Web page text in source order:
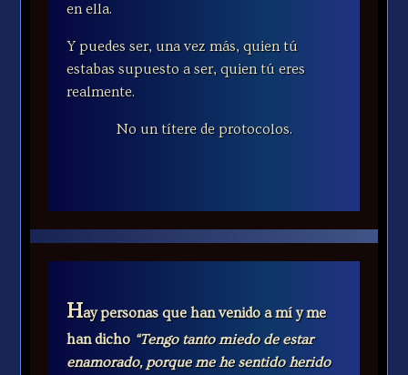
en ella.
Y puedes ser, una vez más, quien tú
estabas supuesto a ser, quien tú eres
realmente.
No un títere de protocolos.
Hay personas que han venido a mí y me
han dicho “Tengo tanto miedo de estar
enamorado, porque me he sentido herido